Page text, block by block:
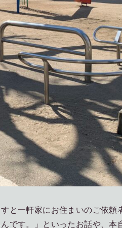
と一軒家にお住まいのご依頼
です。」といったお話や、本